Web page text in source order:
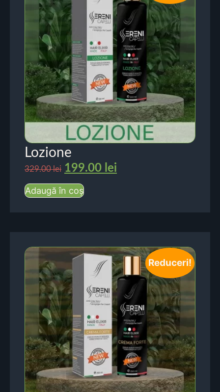
Lozione
329.00lei 199.00 lei
Adaugă în coș
Reduceri!